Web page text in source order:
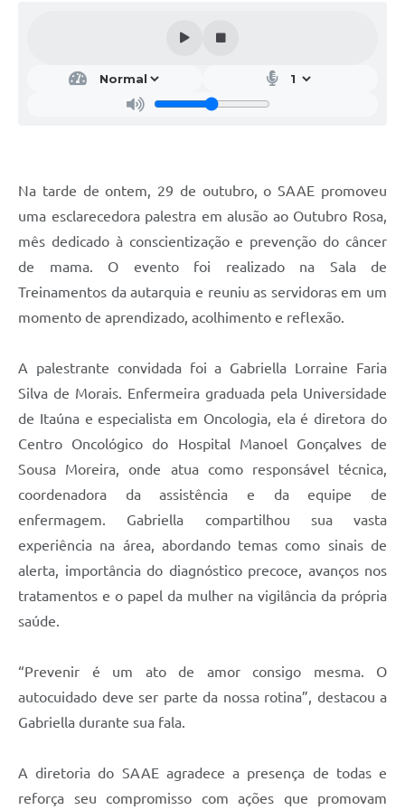
Na tarde de ontem, 29 de outubro, o SAAE promoveu
uma esclarecedora palestra em alusão ao Outubro Rosa,
mês dedicado à conscientização e prevenção do câncer
de mama. O evento foi realizado na Sala de
Treinamentos da autarquia e reuniu as servidoras em um
momento de aprendizado, acolhimento e reflexão.
A palestrante convidada foi a Gabriella Lorraine Faria
Silva de Morais. Enfermeira graduada pela Universidade
de Itaúna e especialista em Oncologia, ela é diretora do
Centro Oncológico do Hospital Manoel Gonçalves de
Sousa Moreira, onde atua como responsável técnica,
coordenadora da assistência e da equipe de
enfermagem. Gabriella compartilhou sua vasta
experiência na área, abordando temas como sinais de
alerta, importância do diagnóstico precoce, avanços nos
tratamentos e o papel da mulher na vigilância da própria
saúde.
“Prevenir é um ato de amor consigo mesma. O
autocuidado deve ser parte da nossa rotina”, destacou a
Gabriella durante sua fala.
A diretoria do SAAE agradece a presença de todas e
reforça seu compromisso com ações que promovam